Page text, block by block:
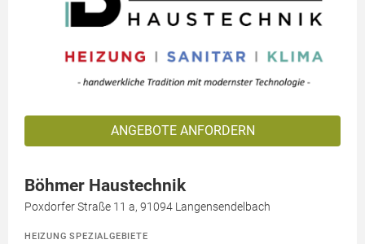
ANGEBOTE ANFORDERN
Böhmer Haustechnik
Poxdorfer Straße 11 a, 91094 Langensendelbach
HEIZUNG SPEZIALGEBIETE